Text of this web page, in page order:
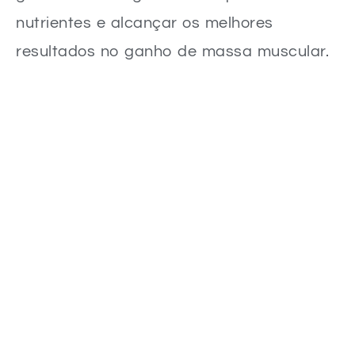
nutrientes e alcançar os melhores
resultados no ganho de massa muscular.